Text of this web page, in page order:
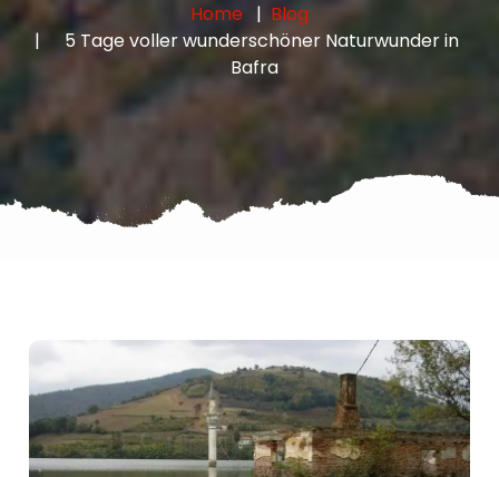
Home
Blog
5 Tage voller wunderschöner Naturwunder in
Bafra